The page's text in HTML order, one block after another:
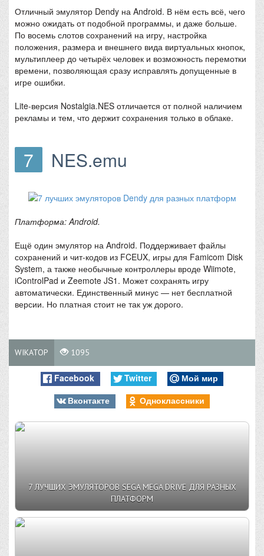
Отличный эмулятор Dendy на Android. В нём есть всё, чего
можно ожидать от подобной программы, и даже больше.
По восемь слотов сохранений на игру, настройка
положения, размера и внешнего вида виртуальных кнопок,
мультиплеер до четырёх человек и возможность перемотки
времени, позволяющая сразу исправлять допущенные в
игре ошибки.
Lite-версия Nostalgia.NES отличается от полной наличием
рекламы и тем, что держит сохранения только в облаке.
7 NES.emu
Платформа: Android.
Ещё один эмулятор на Android. Поддерживает файлы
сохранений и чит-кодов из FCEUX, игры для Famicom Disk
System, а также необычные контроллеры вроде Wiimote,
iControlPad и Zeemote JS1. Может сохранять игру
автоматически. Единственный минус — нет бесплатной
версии. Но платная стоит не так уж дорого.
WIKATOP 1095
Facebook Twitter
Мой мир
Вконтакте
Одноклассники
7 ЛУЧШИХ ЭМУЛЯТОРОВ SEGA MEGA DRIVE ДЛЯ РАЗНЫХ
ПЛАТФОРМ